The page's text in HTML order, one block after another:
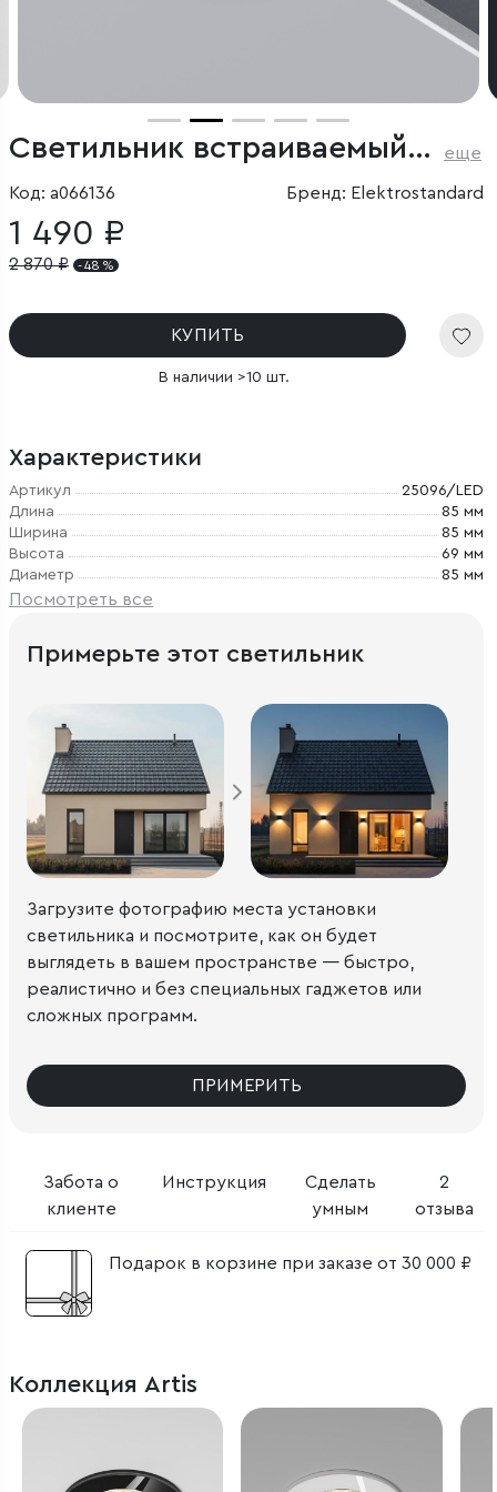
Cветильник встраиваемый светодиодный 7W 4000 черный еще
Код: a066136 Бренд: Elektrostandard
1 490 ₽
2 870₽ - 48 %
КУПИТЬ
В наличии >10 шт.
Характеристики
Артикул
25096/LED
Длина
85 мм
Ширина
85 мм
Высота
69 мм
Диаметр
85 мм
Посмотреть все
Забота о
клиенте
Инструкция
Сделать
умным
2
отзыва
Подарок в корзине при заказе от 30 000 ₽
Примерьте этот светильник
Загрузите фотографию места установки
светильника и посмотрите, как он будет
выглядеть в вашем пространстве — быстро,
реалистично и без специальных гаджетов или
сложных программ.
ПРИМЕРИТЬ
Коллекция Artis